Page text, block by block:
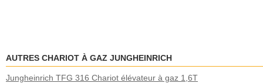
AUTRES CHARIOT À GAZ JUNGHEINRICH
Jungheinrich TFG 316 Chariot élévateur à gaz 1,6T